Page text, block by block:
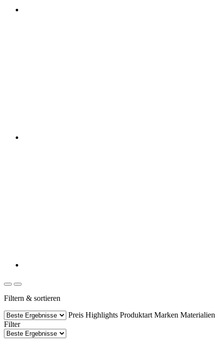
Filtern & sortieren
Preis Highlights Produktart Marken Materialien
Filter